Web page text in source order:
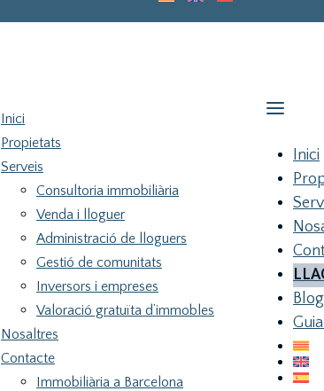
Inici
Propietats
Serveis
Consultoria immobiliària
Venda i lloguer
Administració de lloguers
Gestió de comunitats
Inversors i empreses
Valoració gratuïta d’immobles
Nosaltres
Contacte
Immobiliària a Barcelona
Inici
Blog